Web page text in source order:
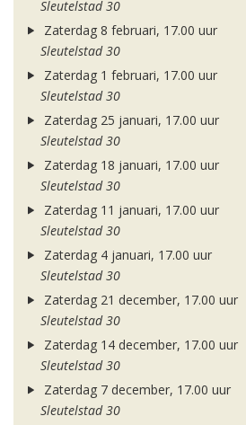
Sleutelstad 30
Zaterdag 8 februari, 17.00 uur
Sleutelstad 30
Zaterdag 1 februari, 17.00 uur
Sleutelstad 30
Zaterdag 25 januari, 17.00 uur
Sleutelstad 30
Zaterdag 18 januari, 17.00 uur
Sleutelstad 30
Zaterdag 11 januari, 17.00 uur
Sleutelstad 30
Zaterdag 4 januari, 17.00 uur
Sleutelstad 30
Zaterdag 21 december, 17.00 uur
Sleutelstad 30
Zaterdag 14 december, 17.00 uur
Sleutelstad 30
Zaterdag 7 december, 17.00 uur
Sleutelstad 30